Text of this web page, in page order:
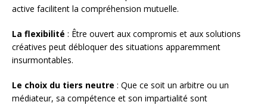
active facilitent la compréhension mutuelle.
La flexibilité : Être ouvert aux compromis et aux solutions
créatives peut débloquer des situations apparemment
insurmontables.
Le choix du tiers neutre : Que ce soit un arbitre ou un
médiateur, sa compétence et son impartialité sont